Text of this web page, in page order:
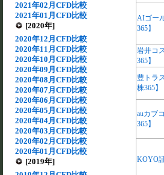
2021年02月CFD比較
2021年01月CFD比較
[2020年]
2020年12月CFD比較
2020年11月CFD比較
2020年10月CFD比較
2020年09月CFD比較
2020年08月CFD比較
2020年07月CFD比較
2020年06月CFD比較
2020年05月CFD比較
2020年04月CFD比較
2020年03月CFD比較
2020年02月CFD比較
2020年01月CFD比較
[2019年]
AIゴー
365】
岩井コ
365】
豊トラ
株365】
auカブ
365】
KOYO